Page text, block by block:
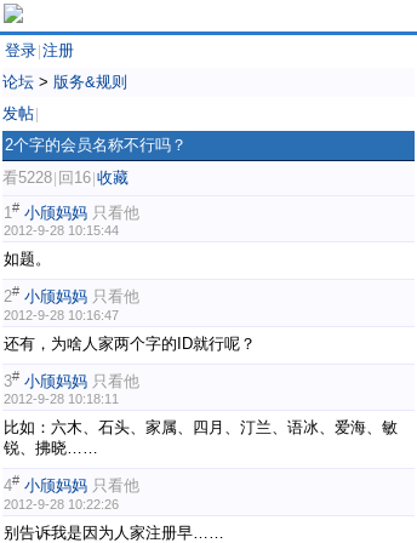
登录 注册
论坛 > 版务&规则
发帖
2个字的会员名称不行吗？
看5228 回16 收藏
1# 小颀妈妈 只看他
2012-9-28 10:15:44
如题。
2# 小颀妈妈 只看他
2012-9-28 10:16:47
还有，为啥人家两个字的ID就行呢？
3# 小颀妈妈 只看他
2012-9-28 10:18:11
比如：六木、石头、家属、四月、汀兰、语冰、爱海、敏
锐、拂晓……
4# 小颀妈妈 只看他
2012-9-28 10:22:26
别告诉我是因为人家注册早……